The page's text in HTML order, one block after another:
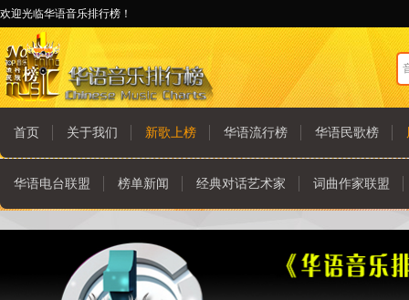
欢迎光临华语音乐排行榜！
首页 关于我们 新歌上榜 华语流行榜 华语民歌榜
华语电台联盟 榜单新闻 经典对话艺术家 词曲作家联盟